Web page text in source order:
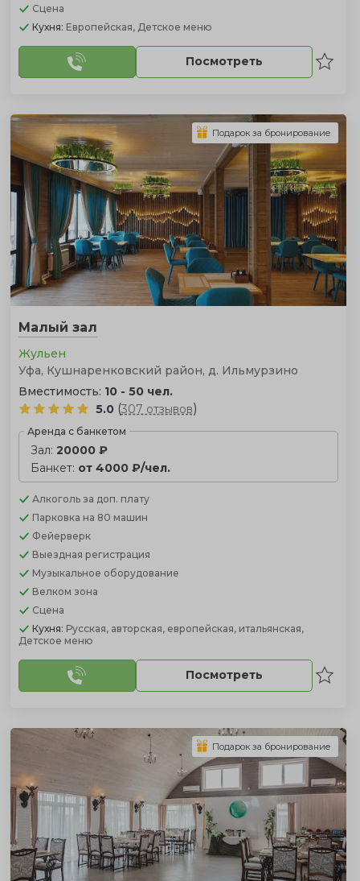
Сцена
Кухня: Европейская, Детское меню
Посмотреть
Малый зал
Жульен
Уфа, Кушнаренковский район, д. Ильмурзино
Вместимость: 10 - 50 чел.
5.0 (307 отзывов)
Аренда с банкетом
Зал: 20000 ₽
Банкет: от 4000 ₽/чел.
Алкоголь за доп. плату
Парковка на 80 машин
Фейерверк
Выездная регистрация
Музыкальное оборудование
Велком зона
Сцена
Кухня: Русская, авторская, европейская, итальянская,
Детское меню
Посмотреть
Подарок за бронирование
Подарок за бронирование